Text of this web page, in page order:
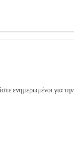
ενημερωμένοι για την